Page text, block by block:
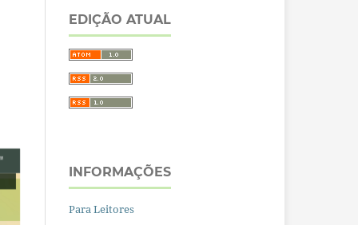
EDIÇÃO ATUAL
INFORMAÇÕES
Para Leitores